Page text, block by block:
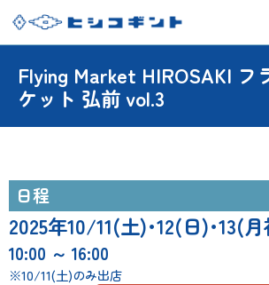
Flying Market HIROSAKI フ
ケット 弘前 vol.3
日程
2025年10/11(土)･12(日)･13(
10:00 ～ 16:00
※10/11(土)のみ出店